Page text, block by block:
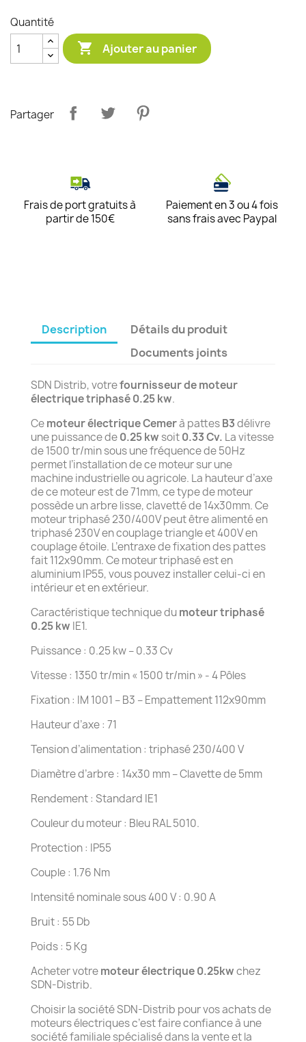
Quantité
 Ajouter au panier
Partager
Frais de port gratuits à
partir de 150€
Paiement en 3 ou 4 fois
sans frais avec Paypal
Description
Détails du produit
Documents joints
SDN Distrib, votrefournisseur de moteur
électrique triphasé 0.25 kw.
Cemoteur électrique Cemerà pattesB3délivre
une puissance de0.25 kw soit0.33 Cv. La vitesse
de 1500 tr/min sous une fréquence de 50Hz
permet l’installation de ce moteur sur une
machine industrielle ou agricole. La hauteur d’axe
de ce moteur est de 71mm, ce type de moteur
possède un arbre lisse, clavetté de 14x30mm. Ce
moteur triphasé 230/400V peut être alimenté en
triphasé 230V en couplage triangle et 400V en
couplage étoile. L’entraxe de fixation des pattes
fait 112x90mm. Ce moteur triphasé est en
aluminium IP55, vous pouvez installer celui-ci en
intérieur et en extérieur.
Caractéristique technique dumoteur triphasé
0.25 kw IE1.
Puissance : 0.25 kw – 0.33 Cv
Vitesse : 1350 tr/min « 1500 tr/min » - 4 Pôles
Fixation : IM 1001 – B3 – Empattement 112x90mm
Hauteur d’axe : 71
Tension d’alimentation : triphasé 230/400 V
Diamètre d’arbre : 14x30 mm – Clavette de 5mm
Rendement : Standard IE1
Couleur du moteur : Bleu RAL 5010.
Protection : IP55
Couple : 1.76 Nm
Intensité nominale sous 400 V : 0.90 A
Bruit : 55 Db
Poids : 5 Kg
Acheter votremoteur électrique 0.25kwchez
SDN-Distrib.
Choisir la société SDN-Distrib pour vos achats de
moteurs électriques c’est faire confiance à une
société familiale spécialisé dans la vente et la